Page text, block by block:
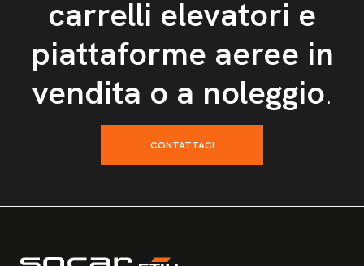
carrelli elevatori e
piattaforme aeree in
vendita o a noleggio.
CONTATTACI